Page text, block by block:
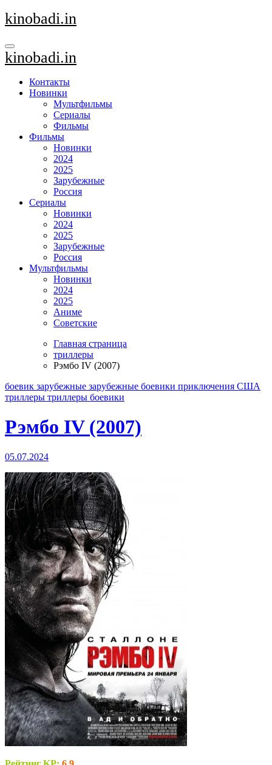
Перейти
к
kinobadi.in
kinobadi.in
Контакты
Новинки
Мультфильмы
Сериалы
Фильмы
Фильмы
Новинки
2024
2025
Зарубежные
Россия
Сериалы
Новинки
2024
2025
Зарубежные
Россия
Мультфильмы
Новинки
2024
2025
Аниме
Советские
Главная страница
триллеры
Рэмбо IV (2007)
боевик зарубежные зарубежные боевики приключения США
триллеры триллеры боевики
Рэмбо IV (2007)
05.07.2024